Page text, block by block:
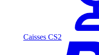
Caisses CS2